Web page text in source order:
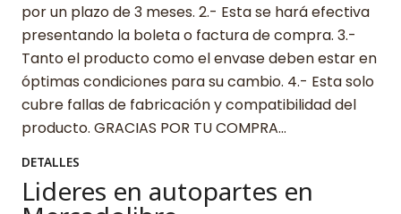
por un plazo de 3 meses. 2.- Esta se hará efectiva
presentando la boleta o factura de compra. 3.-
Tanto el producto como el envase deben estar en
óptimas condiciones para su cambio. 4.- Esta solo
cubre fallas de fabricación y compatibilidad del
producto. GRACIAS POR TU COMPRA…
DETALLES
Lideres en autopartes en